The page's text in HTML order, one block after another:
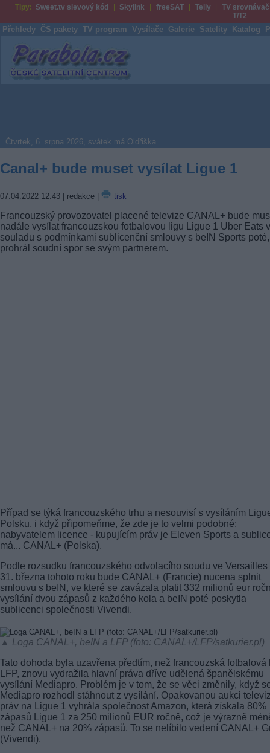
Tipy: Sweet.tv slevový kód Skylink freeSAT Telly
TV srovnávač
T/T2
Přehledy ČS pakety TV program Vysílače Galerie Satelity Katalog
Parabola.cz
Čtvrtek, 6. srpna 2026, svátek má Oldřiška
Canal+ bude muset vysílat Ligue 1
07.04.2022 12:43 | redakce | tisk
Francouzský provozovatel placené televize CANAL+ bude
nadále vysílat francouzskou fotbalovou ligu Ligue 1 Uber Eats v
souladu s podmínkami sublicenční smlouvy s beIN Sports
prohrál soudní spor se svým partnerem.
Případ se týká francouzského trhu a nesouvisí s vysíláním
Polsku, i když připomeňme, že zde je to velmi podobné:
nabyvatelem licence - kupujícím práv je Eleven Sports a
má... CANAL+ (Polska).
Podle rozsudku francouzského odvolacího soudu ve Versailles
31. března tohoto roku bude CANAL+ (Francie) nucena splnit
smlouvu s beIN, ve které se zavázala platit 332 milionů eur
vysílání dvou zápasů z každého kola a beIN poté poskytla
sublicenci společnosti Vivendi.
▲ Loga CANAL+, beIN a LFP (foto: CANAL+/LFP/satkurier.pl)
Tato dohoda byla uzavřena předtím, než francouzská fotbalová
LFP, znovu vydražila hlavní práva dříve udělená španělskému
vysílání Mediapro. Problém je v tom, že se věci změnily, když
Mediapro rozhodl stáhnout z vysílání. Opakovanou aukci
práv na Ligue 1 vyhrála společnost Amazon, která získala 80%
zápasů Ligue 1 za 250 milionů EUR ročně, což je výrazně
než CANAL+ na 20% zápasů. To se nelíbilo vedení CANAL+
(Vivendi).